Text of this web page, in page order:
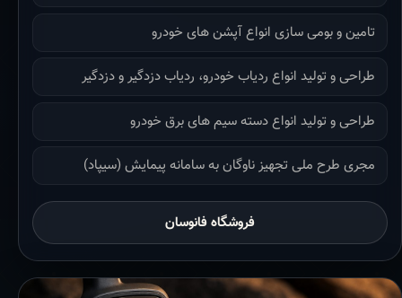
تامین و بومی سازی انواع آپشن های خودرو
طراحی و تولید انواع ردیاب خودرو، ردیاب دزدگیر و دزدگیر
طراحی و تولید انواع دسته سیم های برق خودرو
مجری طرح ملی تجهیز ناوگان به سامانه پیمایش (سیپاد)
فروشگاه فانوسان